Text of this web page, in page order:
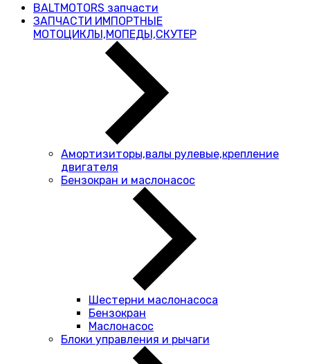
BALTMOTORS запчасти
ЗАПЧАСТИ ИМПОРТНЫЕ
МОТОЦИКЛЫ,МОПЕДЫ,СКУТЕР
Амортизиторы,валы рулевые,крепление
двигателя
Бензокран и маслонасос
Шестерни маслонасоса
Бензокран
Маслонасос
Блоки управления и рычаги